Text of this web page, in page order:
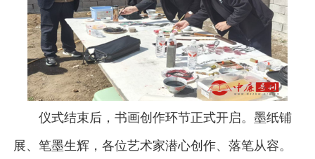
仪式结束后，书画创作环节正式开启。墨纸铺
展、笔墨生辉，各位艺术家潜心创作、落笔从容。